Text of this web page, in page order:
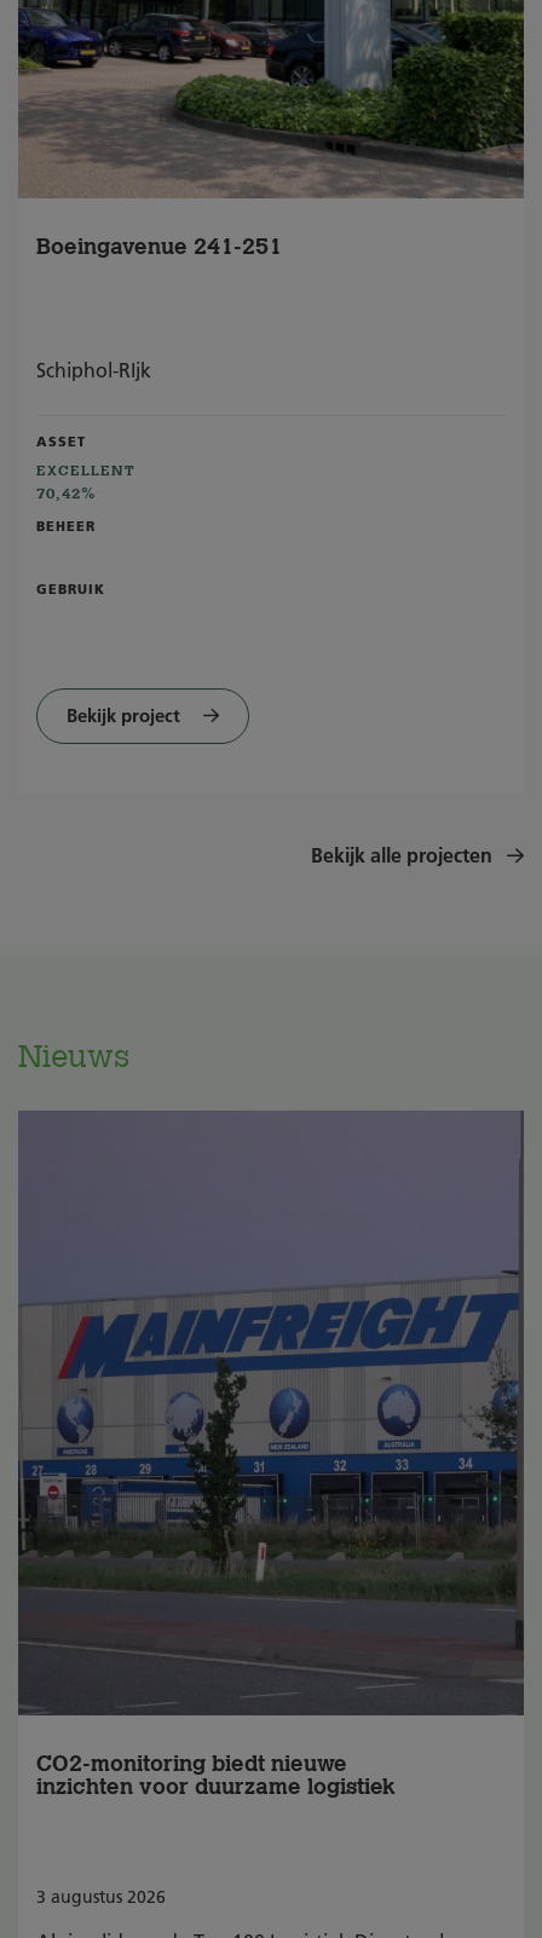
Boeingavenue 241-251
Schiphol-RIjk
ASSET
EXCELLENT
70,42%
BEHEER
GEBRUIK
Bekijk project
Bekijk alle projecten
Nieuws
CO2-monitoring biedt nieuwe
inzichten voor duurzame logistiek
3 augustus 2026